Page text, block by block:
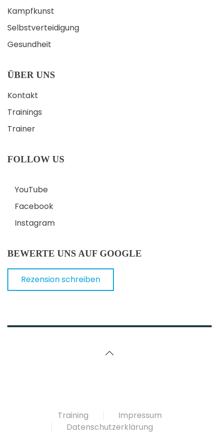
Kampfkunst
Selbstverteidigung
Gesundheit
ÜBER UNS
Kontakt
Trainings
Trainer
FOLLOW US
YouTube
Facebook
Instagram
BEWERTE UNS AUF GOOGLE
Rezension schreiben
Training
Impressum
Datenschutzerklärung